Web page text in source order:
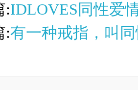
:IDLOVES同性爱
:有一种戒指，叫